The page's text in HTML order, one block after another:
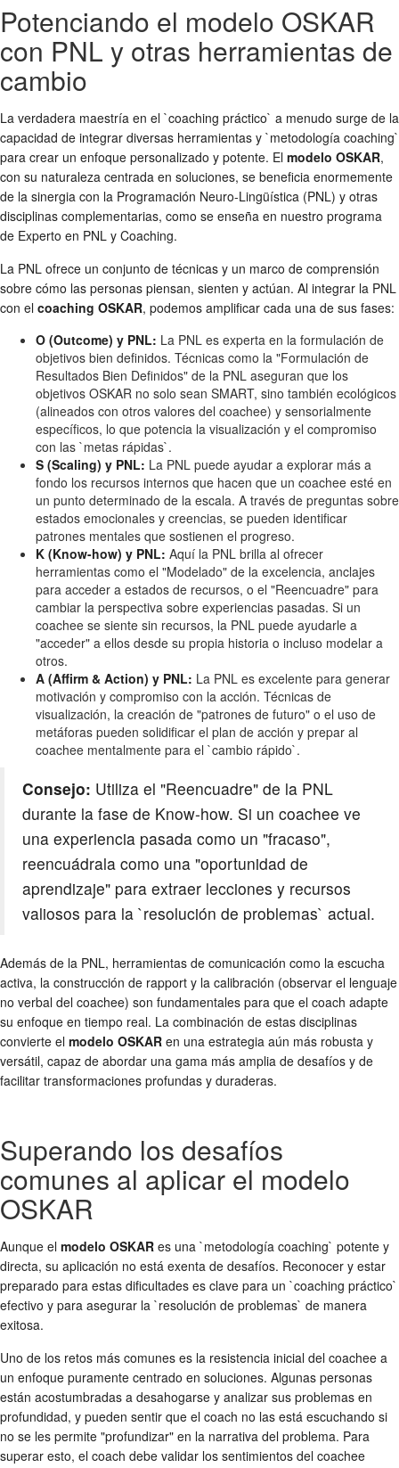
Potenciando el modelo OSKAR
con PNL y otras herramientas de
cambio
La verdadera maestría en el `coaching práctico` a menudo surge de la
capacidad de integrar diversas herramientas y `metodología coaching`
para crear un enfoque personalizado y potente. El modelo OSKAR,
con su naturaleza centrada en soluciones, se beneficia enormemente
de la sinergia con la Programación Neuro-Lingüística (PNL) y otras
disciplinas complementarias, como se enseña en nuestro programa
de Experto en PNL y Coaching.
La PNL ofrece un conjunto de técnicas y un marco de comprensión
sobre cómo las personas piensan, sienten y actúan. Al integrar la PNL
con el coaching OSKAR, podemos amplificar cada una de sus fases:
O (Outcome) y PNL: La PNL es experta en la formulación de
objetivos bien definidos. Técnicas como la "Formulación de
Resultados Bien Definidos" de la PNL aseguran que los
objetivos OSKAR no solo sean SMART, sino también ecológicos
(alineados con otros valores del coachee) y sensorialmente
específicos, lo que potencia la visualización y el compromiso
con las `metas rápidas`.
S (Scaling) y PNL: La PNL puede ayudar a explorar más a
fondo los recursos internos que hacen que un coachee esté en
un punto determinado de la escala. A través de preguntas sobre
estados emocionales y creencias, se pueden identificar
patrones mentales que sostienen el progreso.
K (Know-how) y PNL: Aquí la PNL brilla al ofrecer
herramientas como el "Modelado" de la excelencia, anclajes
para acceder a estados de recursos, o el "Reencuadre" para
cambiar la perspectiva sobre experiencias pasadas. Si un
coachee se siente sin recursos, la PNL puede ayudarle a
"acceder" a ellos desde su propia historia o incluso modelar a
otros.
A (Affirm & Action) y PNL: La PNL es excelente para generar
motivación y compromiso con la acción. Técnicas de
visualización, la creación de "patrones de futuro" o el uso de
metáforas pueden solidificar el plan de acción y prepar al
coachee mentalmente para el `cambio rápido`.
Consejo: Utiliza el "Reencuadre" de la PNL
durante la fase de Know-how. Si un coachee ve
una experiencia pasada como un "fracaso",
reencuádrala como una "oportunidad de
aprendizaje" para extraer lecciones y recursos
valiosos para la `resolución de problemas` actual.
Además de la PNL, herramientas de comunicación como la escucha
activa, la construcción de rapport y la calibración (observar el lenguaje
no verbal del coachee) son fundamentales para que el coach adapte
su enfoque en tiempo real. La combinación de estas disciplinas
convierte el modelo OSKAR en una estrategia aún más robusta y
versátil, capaz de abordar una gama más amplia de desafíos y de
facilitar transformaciones profundas y duraderas.
Superando los desafíos
comunes al aplicar el modelo
OSKAR
Aunque el modelo OSKAR es una `metodología coaching` potente y
directa, su aplicación no está exenta de desafíos. Reconocer y estar
preparado para estas dificultades es clave para un `coaching práctico`
efectivo y para asegurar la `resolución de problemas` de manera
exitosa.
Uno de los retos más comunes es la resistencia inicial del coachee a
un enfoque puramente centrado en soluciones. Algunas personas
están acostumbradas a desahogarse y analizar sus problemas en
profundidad, y pueden sentir que el coach no las está escuchando si
no se les permite "profundizar" en la narrativa del problema. Para
superar esto, el coach debe validar los sentimientos del coachee